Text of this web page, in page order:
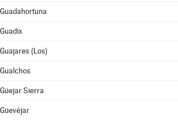
Guadahortuna
Guadix
Guajares (Los)
Gualchos
Güejar Sierra
Güevéjar